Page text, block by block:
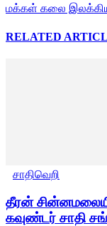
மக்கள் கலை
RELATED
சாதிவெறி
தீரன்
கவுண்டர் சாதி